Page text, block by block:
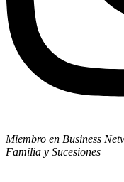
Miembro en Business
Familia y Sucesiones